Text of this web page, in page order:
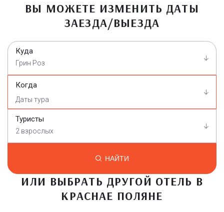
ВЫ МОЖЕТЕ ИЗМЕНИТЬ ДАТЫ
ЗАЕЗДА/ВЫЕЗДА
Куда
Грин Роз
Когда
Туристы
2 взрослых
НАЙТИ
ИЛИ ВЫБРАТЬ ДРУГОЙ ОТЕЛЬ В
КРАСНАЕ ПОЛЯНЕ